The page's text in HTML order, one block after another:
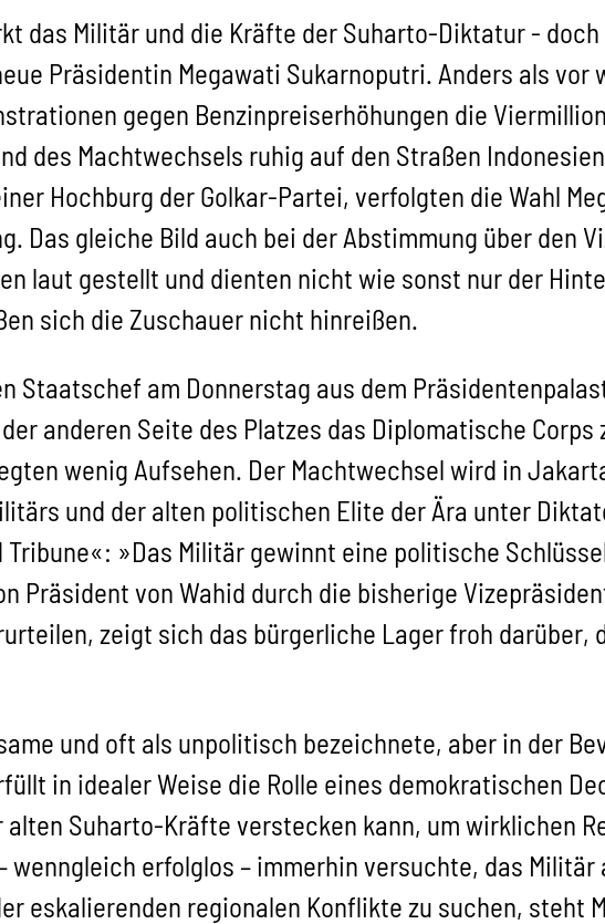
das Militär und die Kräfte der Suharto-Diktatur -
Präsidentin Megawati Sukarnoputri. Anders als vor
gegen Benzinpreiserhöhungen die
des Machtwechsels ruhig auf den Straßen
Hochburg der Golkar-Partei, verfolgten die Wahl
Das gleiche Bild auch bei der Abstimmung über den
laut gestellt und dienten nicht wie sonst nur der
sich die Zuschauer nicht hinreißen.
Staatschef am Donnerstag aus dem
anderen Seite des Platzes das Diplomatische
wenig Aufsehen. Der Machtwechsel wird in
und der alten politischen Elite der Ära unter
»Das Militär gewinnt eine politische
Präsident von Wahid durch die bisherige
zeigt sich das bürgerliche Lager froh darüber,
und oft als unpolitisch bezeichnete, aber in der
in idealer Weise die Rolle eines demokratischen
Suharto-Kräfte verstecken kann, um wirklichen
wenngleich erfolglos – immerhin versuchte, das Militär
eskalierenden regionalen Konflikte zu suchen, steht